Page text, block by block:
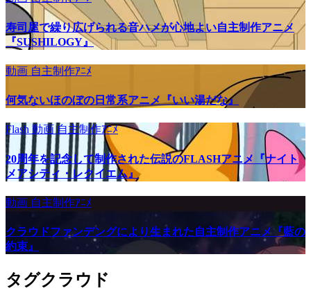
寿司屋で繰り広げられる音ハメが心地よい自主制作アニメ
『SUSHILOGY』
動画 自主制作ｱﾆﾒ
何気ないほのぼの日常系アニメ『いい湯だな』
Flash 動画自主制作ｱﾆﾒ
20周年を記念して制作された伝説のFLASHアニメ『ナイト
メアシティ・レクイエム』
動画 自主制作ｱﾆﾒ
クラウドファンデングにより生まれた自主制作アニメ『藍の
約束』
タグクラウド